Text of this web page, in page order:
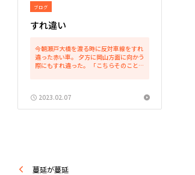
ブログ
すれ違い
今朝瀬戸大橋を渡る時に反対車線をすれ
違った赤い車。 夕方に岡山方面に向かう
際にもすれ違った。 「こちらそのことに
の程度なのだろうか...
2023.02.07
蔓延が蔓延